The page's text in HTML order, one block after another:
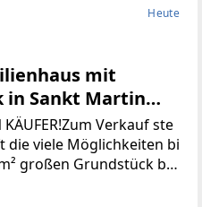
Heute
mit
in Sankt Martin
KÄUFER!Zum Verkauf ste
die viele Möglichkeiten bi
großen Grundstück be
bestehend aus derzeit